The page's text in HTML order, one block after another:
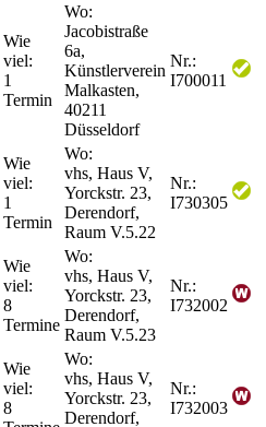
Wie
viel:
1
Termin
Wo:
Jacobistraße
6a,
Künstlerverein
Malkasten,
40211
Düsseldorf
Nr.:
I700011
Wie
viel:
1
Termin
Wo:
vhs, Haus V,
Yorckstr. 23,
Derendorf,
Raum V.5.22
Nr.:
I730305
Wie
viel:
8
Termine
Wo:
vhs, Haus V,
Yorckstr. 23,
Derendorf,
Raum V.5.23
Nr.:
I732002
Wie
viel:
8
Wo:
vhs, Haus V,
Yorckstr. 23,
Derendorf,
Nr.:
I732003